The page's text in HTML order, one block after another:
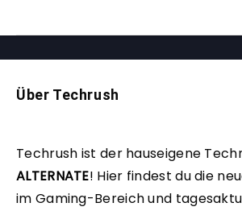
Über Techrush
Techrush ist der hauseigene
ALTERNATE! Hier findest du die
im Gaming-Bereich und